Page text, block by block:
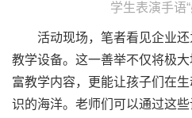
学生表演手语
活动现场，笔者看见企业还
教学设备。这一善举不仅将极
富教学内容，更能让孩子们在
识的海洋。老师们可以通过这